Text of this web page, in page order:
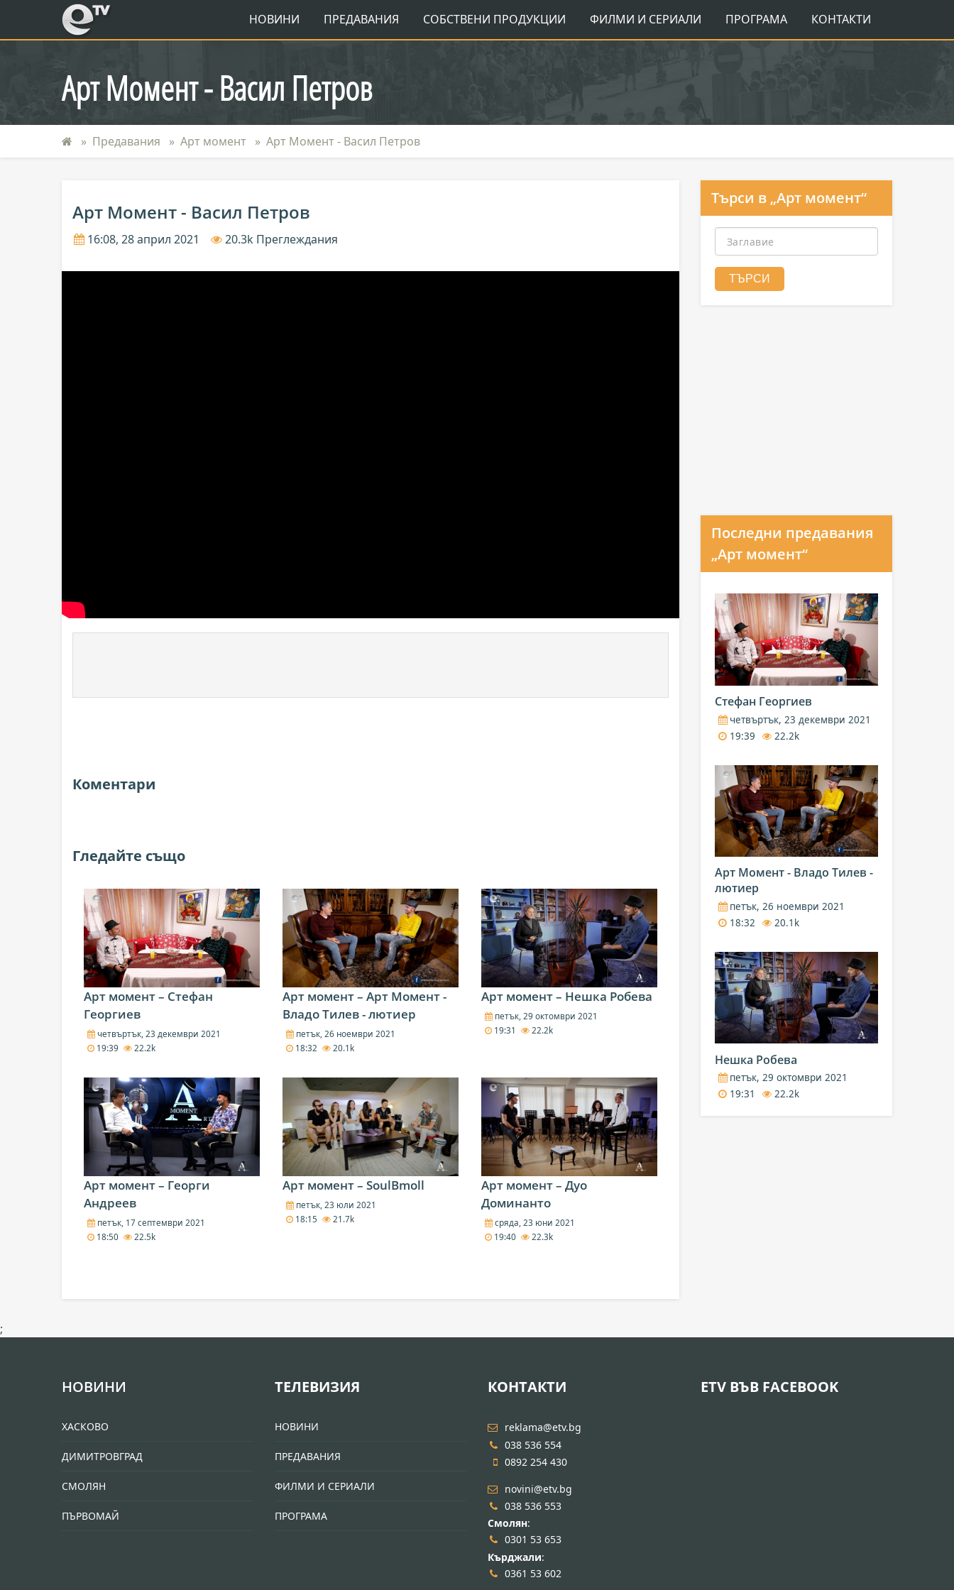
eTV НОВИНИ ПРЕДАВАНИЯ СОБСТВЕНИ ПРОДУКЦИИ ФИЛМИ И СЕРИАЛИ ПРОГРАМА КОНТАКТИ
Арт Момент - Васил Петров
Предавания Арт момент Арт Момент - Васил Петров
Арт Момент - Васил Петров
16:08, 28 април 2021 20.3k Преглеждания
Коментари
Гледайте също
Арт момент – Стефан
Георгиев
четвъртък, 23 декември 2021
19:39
22.2k
Арт момент – Арт Момент -
Владо Тилев - лютиер
петък, 26 ноември 2021
18:32
20.1k
Арт момент – Нешка Робева
петък, 29 октомври 2021
19:31
22.2k
Арт момент – Георги
Андреев
петък, 17 септември 2021
18:50
22.5k
Арт момент – SoulBmoll
петък, 23 юли 2021
18:15
21.7k
Арт момент – Дуо
Доминанто
сряда, 23 юни 2021
19:40
22.3k
Търси в „Арт момент“
Последни предавания
„Арт момент“
Стефан Георгиев
четвъртък, 23 декември 2021
19:39
22.2k
Арт Момент - Владо Тилев -
лютиер
петък, 26 ноември 2021
18:32
20.1k
Нешка Робева
петък, 29 октомври 2021
19:31
22.2k
;
НОВИНИ
ХАСКОВО
ДИМИТРОВГРАД
СМОЛЯН
ПЪРВОМАЙ
ТЕЛЕВИЗИЯ
НОВИНИ
ПРЕДАВАНИЯ
ФИЛМИ И СЕРИАЛИ
ПРОГРАМА
КОНТАКТИ
reklama@etv.bg
038 536 554
0892 254 430
novini@etv.bg
038 536 553
Смолян:
0301 53 653
Кърджали:
0361 53 602
ETV ВЪВ FACEBOOK